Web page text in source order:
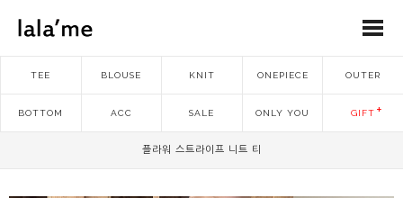
TEE BLOUSE KNIT ONEPIECE OUTER
BOTTOM ACC SALE ONLY YOU GIFT
플라워 스트라이프 니트 티